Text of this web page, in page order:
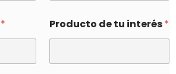
* Producto de tu interés*